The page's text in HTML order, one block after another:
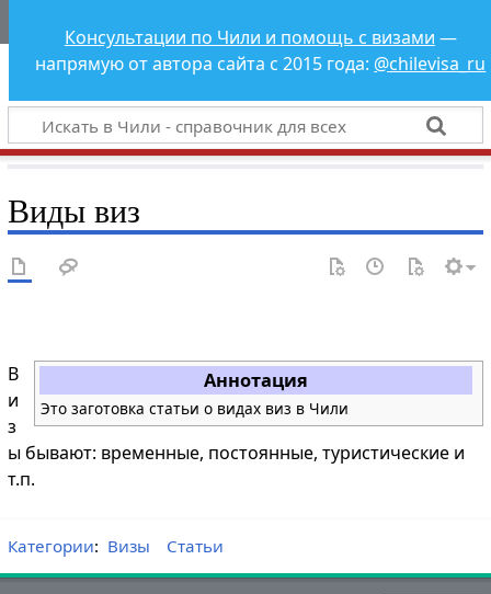
Чили - справочник
для всех
Консультации по Чили и помощь с визами —
напрямую от автора сайта с 2015 года: @chilevisa_ru
Виды виз
Аннотация
Это заготовка статьи о видах виз в Чили
В
и
з
ы бывают: временные, постоянные, туристические и
т.п.
Категории: Визы Статьи